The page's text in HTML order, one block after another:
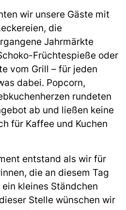
wir unsere Gäste mit
die
Jahrmärkte
Früchtespieße oder
vom Grill – für jeden
dabei. Popcorn,
rundeten
ab und ließen keine
für Kaffee und Kuchen
entstand als wir für
die an diesem Tag
kleines Ständchen
Stelle wünschen wir